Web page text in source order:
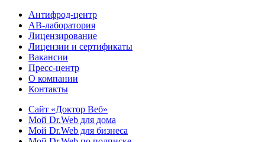
Антифрод-центр
АВ-лаборатория
Лицензирование
Лицензии и сертификаты
Вакансии
Пресс-центр
О компании
Контакты
Сайт «Доктор Веб»
Мой Dr.Web для дома
Мой Dr.Web для бизнеса